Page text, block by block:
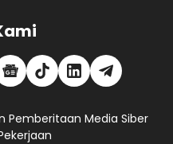
Pemberitaan Media Siber